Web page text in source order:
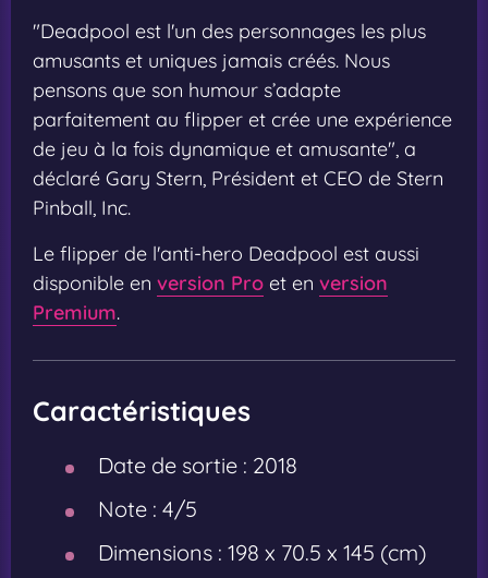
"Deadpool est l'un des personnages les plus
amusants et uniques jamais créés. Nous
pensons que son humour s’adapte
parfaitement au flipper et crée une expérience
de jeu à la fois dynamique et amusante", a
déclaré Gary Stern, Président et CEO de Stern
Pinball, Inc.
Le flipper de l'anti-hero Deadpool est aussi
disponible en version Pro et en version
Premium.
Caractéristiques
Date de sortie : 2018
Note : 4/5
Dimensions : 198 x 70.5 x 145 (cm)